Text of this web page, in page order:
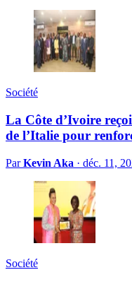
Société
La Côte d’Ivoire
de l’Italie pour
ParKevin Aka · déc. 11,
Société